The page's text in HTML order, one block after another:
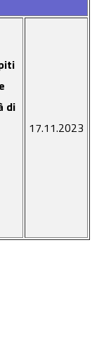
di
17.11.2023